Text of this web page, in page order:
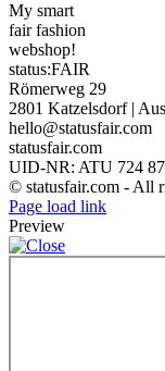
My smart
fair fashion
webshop!
status:FAIR
Römerweg 29
2801 Katzelsdorf |
hello@statusfair.com
statusfair.com
UID-NR: ATU 724
© statusfair.com - All
Page load link
Preview